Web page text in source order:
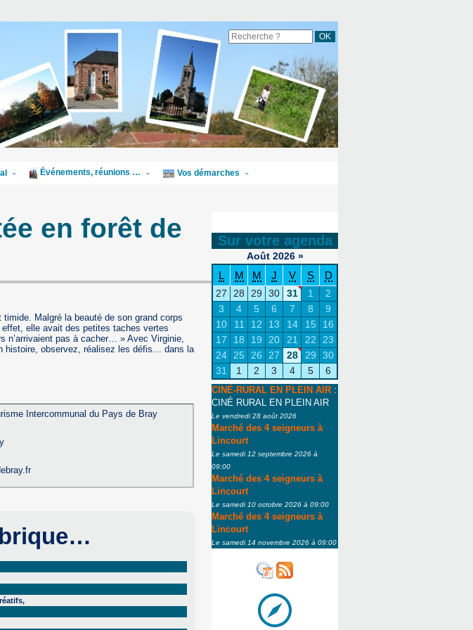
Événements, réunions … Vos démarches
en forêt de
Malgré la beauté de son grand corps
elle avait des petites taches vertes
n’arrivaient pas à cacher… » Avec Virginie,
histoire, observez, réalisez les défis… dans la
Intercommunal du Pays de Bray
Sur votre agenda
Août 2026 »
L M M J V S D
27 28 29 30 31 1
2
3
4 5 6 7 8
9
10
11 12 13 14 15
16
17
18 19 20 21 22
23
24
25 26 27 28 29
30
31
1 2 3 4 5 6
CINÉ-RURAL EN PLEIN AIR :
CINÉ RURAL EN PLEIN AIR
Le vendredi 28 août 2026
Marché des 4 seigneurs à
Lincourt
Le samedi 12 septembre 2026 à
09:00
Marché des 4 seigneurs à
Lincourt
Le samedi 10 octobre 2026 à 09:00
Marché des 4 seigneurs à
Lincourt
Le samedi 14 novembre 2026 à 09:00